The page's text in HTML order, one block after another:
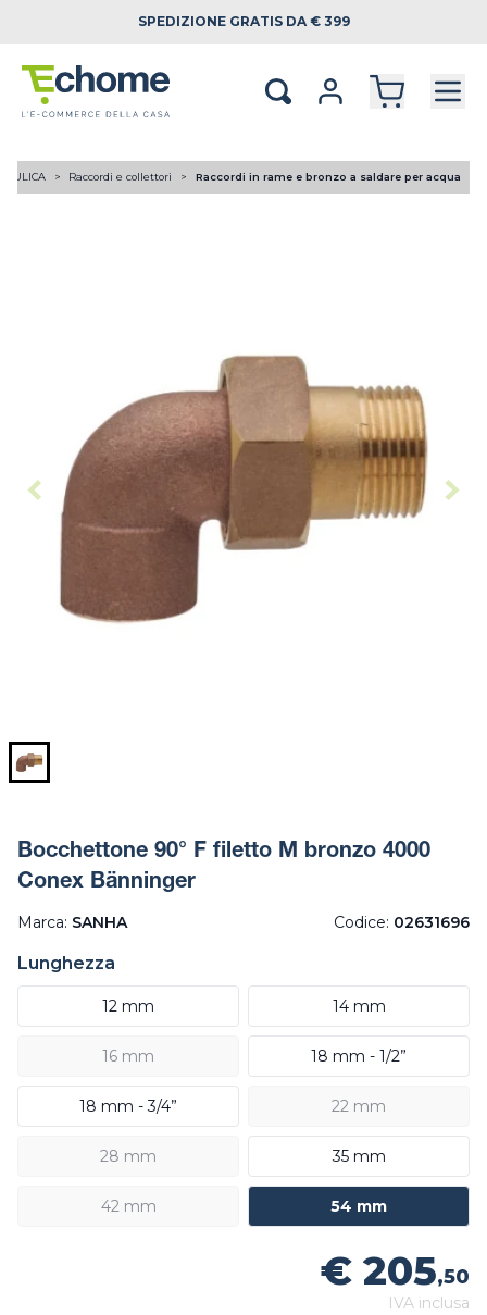
SPEDIZIONE GRATIS DA € 399
Raccordi e collettori Raccordi in rame e bronzo a saldare per acqua
Bocchettone 90° F filetto M bronzo 4000
Conex Bänninger
Marca: SANHA Codice: 02631696
Lunghezza
12 mm 14 mm
16 mm 18 mm - 1/2”
18 mm - 3/4” 22 mm
28 mm 35 mm
42 mm 54 mm
€ 205,50
IVA inclusa